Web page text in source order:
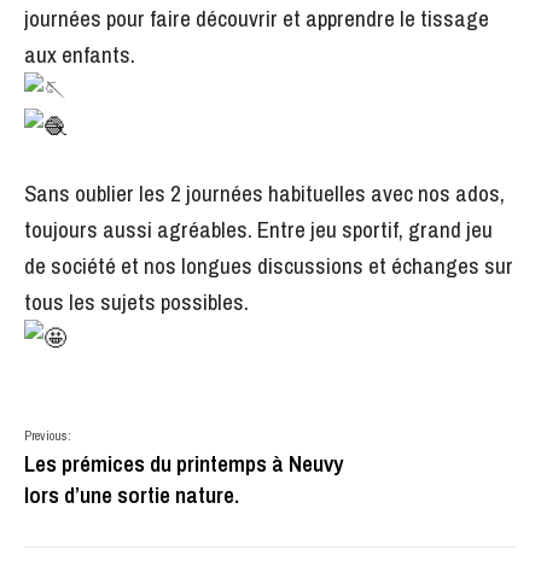
journées pour faire découvrir et apprendre le tissage
aux enfants.
Sans oublier les 2 journées habituelles avec nos ados,
toujours aussi agréables. Entre jeu sportif, grand jeu
de société et nos longues discussions et échanges sur
tous les sujets possibles.
Previous:
Les prémices du printemps à Neuvy
lors d’une sortie nature.